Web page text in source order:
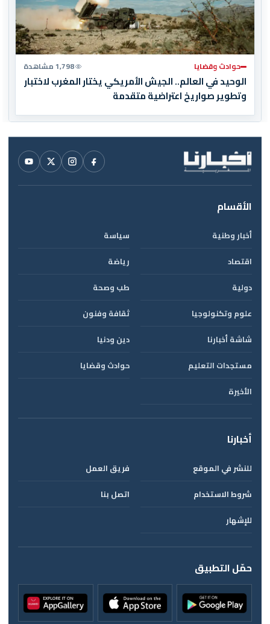
حوادث وقضايا 1,798 مشاهدة
الوحيد في العالم.. الجيش الأمريكي يختار المغرب لاختبار
وتطوير صواريخ اعتراضية متقدمة
الأقسام
أخبار وطنية
سياسة
اقتصاد
رياضة
دولية
طب وصحة
علوم وتكنولوجيا
ثقافة وفنون
شاشة أخبارنا
دين ودنيا
مستجدات التعليم
حوادث وقضايا
الأخيرة
أخبارنا
للنشر في الموقع
فريق العمل
شروط الاستخدام
اتصل بنا
للإشهار
حمّل التطبيق